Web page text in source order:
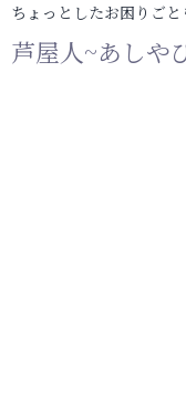
ちょっとしたお困りご
芦屋人~あしや